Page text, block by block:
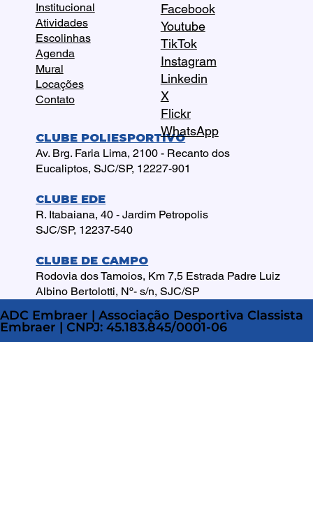
Institucional
Atividades
Escolinhas
Agenda
Mural
Locações
Contato
CLUBE POLIESPORTIVO
Av. Brg. Faria Lima, 2100 - Recanto dos
Eucaliptos, SJC/SP, 12227-901
CLUBE EDE
R. Itabaiana, 40 - Jardim Petropolis
SJC/SP, 12237-540
CLUBE DE CAMPO
Rodovia dos Tamoios, Km 7,5 Estrada Padre Luiz
Albino Bertolotti, Nº- s/n, SJC/SP
Facebook
Youtube
TikTok
Instagram
Linkedin
X
Flickr
WhatsApp
ADC Embraer | Associação Desportiva Classista
Embraer | CNPJ: 45.183.845/0001-06